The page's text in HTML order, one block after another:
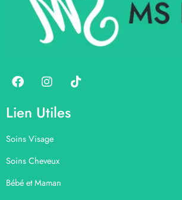
Lien Utiles
Soins Visage
Soins Cheveux
Bébé et Maman